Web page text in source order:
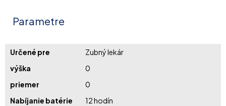
Parametre
Určené pre
Zubný lekár
výška
0
priemer
0
Nabíjanie batérie
12 hodín